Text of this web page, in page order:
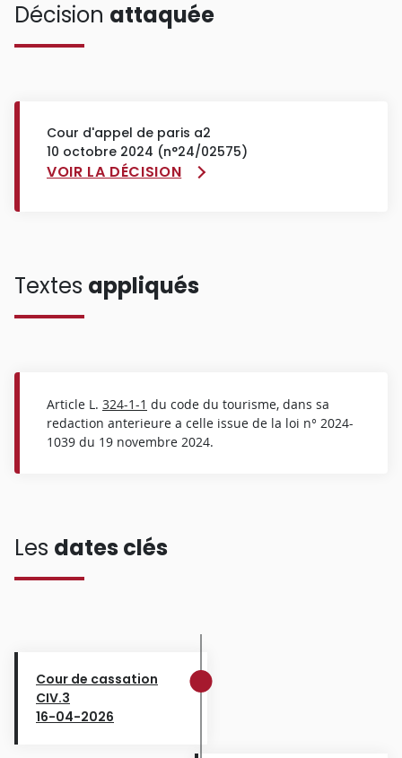
Décision attaquée
Cour d'appel de paris a2
10 octobre 2024 (n°24/02575)
VOIR LA DÉCISION
Textes appliqués
Article L. 324-1-1 du code du tourisme, dans sa
redaction anterieure a celle issue de la loi n° 2024-
1039 du 19 novembre 2024.
Les dates clés
Cour de cassation
CIV.3
16-04-2026